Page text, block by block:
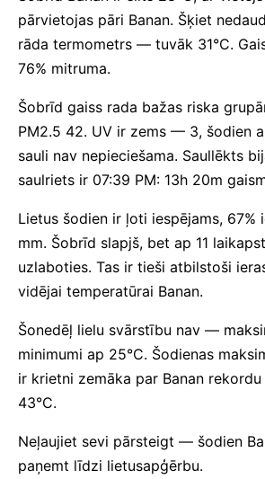
pārvietojas pāri Banan. Šķiet
rāda termometrs — tuvāk 31°C.
76% mitruma.
Šobrīd gaiss rada bažas riska
PM2.5 42. UV ir zems — 3, šodien
sauli nav nepieciešama. Saullēkts
saulriets ir 07:39 PM: 13h 20m
Lietus šodien ir ļoti iespējams, 67%
mm. Šobrīd slapjš, bet ap 11
uzlaboties. Tas ir tieši atbilstoši
vidējai temperatūrai Banan.
Šonedēļ lielu svārstību nav —
minimumi ap 25°C. Šodienas
ir krietni zemāka par Banan
43°C.
Neļaujiet sevi pārsteigt — šodien
paņemt līdzi lietusapģērbu.